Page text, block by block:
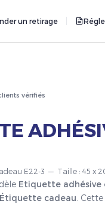
un retirage
vérifiés
E22-3 — Taille : 45 x
Etiquette adhésive
Étiquette cadeau .